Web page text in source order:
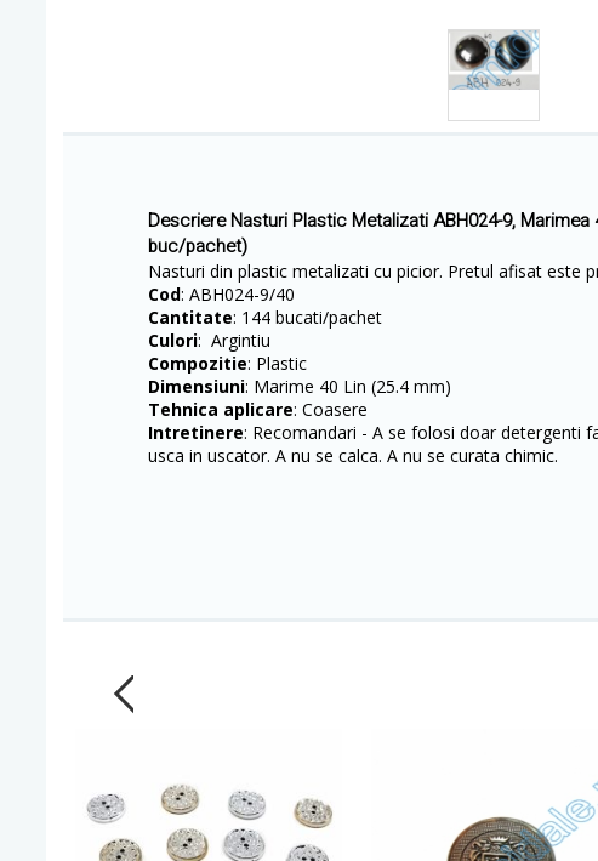
Descriere Nasturi Plastic Metalizati ABH024-9, Marimea
buc/pachet)
Nasturi din plastic metalizati cu picior. Pretul afisat este
Cod: ABH024-9/40
Cantitate: 144 bucati/pachet
Culori: Argintiu
Compozitie: Plastic
Dimensiuni: Marime 40 Lin (25.4 mm)
Tehnica aplicare: Coasere
Intretinere: Recomandari - A se folosi doar detergenti
usca in uscator. A nu se calca. A nu se curata chimic.